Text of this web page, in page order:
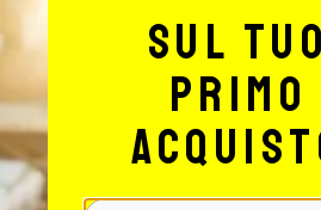
anche:
FINO
sul tuo
primo